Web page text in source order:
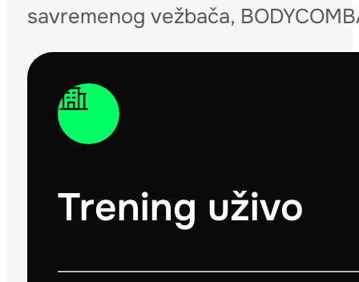
savremenog vežbača,
Trening uživo